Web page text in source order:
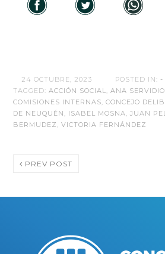
24 OCTUBRE, 2023 POSTED IN: -
TAGGED:ACCIÓN SOCIAL,ANA SERVIDIO
COMISIONES INTERNAS,CONCEJO
DE NEUQUÉN , ISABEL MOSNA,JUAN
BERMUDEZ ,VICTORIA FERNÁNDEZ
PREV POST